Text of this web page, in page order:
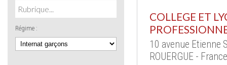
Régime :
COLLEGE ET
10 avenue Etienne
ROUERGUE - France